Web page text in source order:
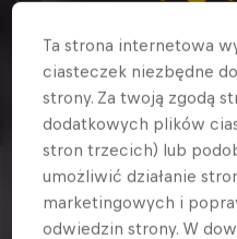
Ta strona internetowa
ciasteczek niezbędne
strony. Za twoją zgodą
dodatkowych plików
stron trzecich) lub
umożliwić działanie
marketingowych i
odwiedzin strony. W